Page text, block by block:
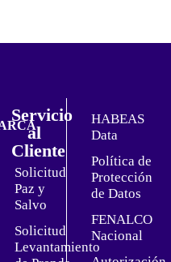
Servicio
al
Cliente
Solicitud
Paz y
Salvo
Solicitud
Levantamiento
HABEAS
Data
Política de
Protección
de Datos
FENALCO
Nacional